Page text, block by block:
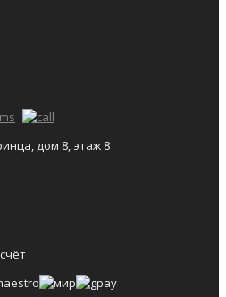
дом 8, этаж 8